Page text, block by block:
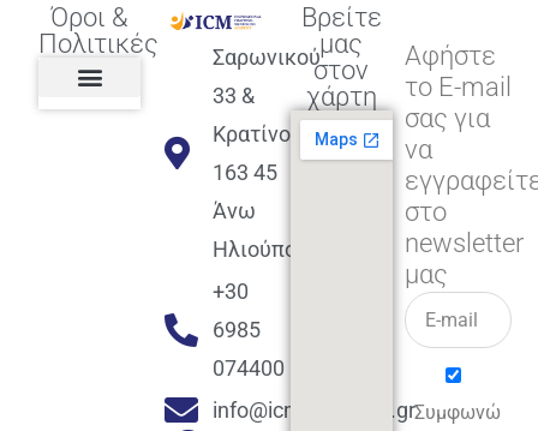
Όροι &
Πολιτικές
Σαρωνικού
33 &
Κρατίνου
163 45
Άνω
Ηλιούπολη
+30
6985
074400
info@icmacademy.gr
Βρείτε
μας
στον
χάρτη
Αφήστε
το E-mail
σας για
να
στο
newsletter
μας
Συμφωνώ